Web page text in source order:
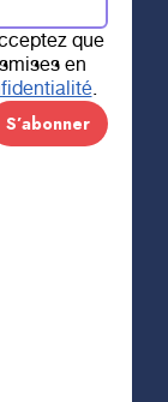
que
en
.